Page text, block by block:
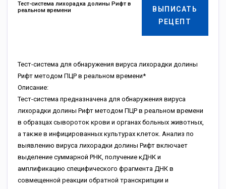
ВЫПИСАТЬ
РЕЦЕПТ
Тест-система лихорадка долины Рифт в
реальном времени
Тест-система для обнаружения вируса лихорадки долины
Рифт методом ПЦР в реальном времени*
Описание:
Тест-система предназначена для обнаружения вируса
лихорадки долины Рифт методом ПЦР в реальном времени
в образцах сывороток крови и органах больных животных,
а также в инфицированных культурах клеток. Анализ по
выявлению вируса лихорадки долины Рифт включает
выделение суммарной РНК, получение кДНК и
амплификацию специфического фрагмента ДНК в
совмещенной реакции обратной транскрипции и